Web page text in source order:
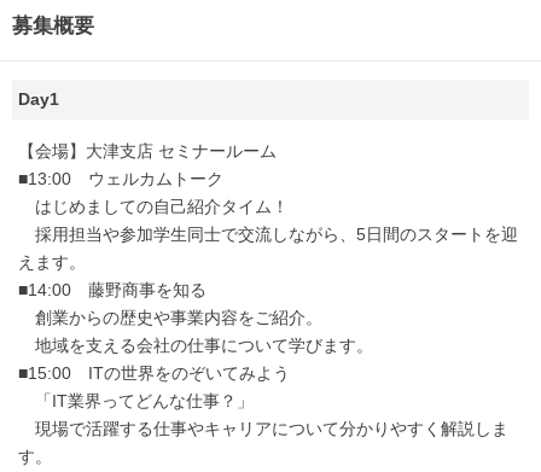
募集概要
Day1
【会場】大津支店 セミナールーム
■13:00 ウェルカムトーク
はじめましての自己紹介タイム！
採用担当や参加学生同士で交流しながら、5日間のスタートを迎
えます。
■14:00 藤野商事を知る
創業からの歴史や事業内容をご紹介。
地域を支える会社の仕事について学びます。
■15:00 ITの世界をのぞいてみよう
「IT業界ってどんな仕事？」
現場で活躍する仕事やキャリアについて分かりやすく解説しま
す。